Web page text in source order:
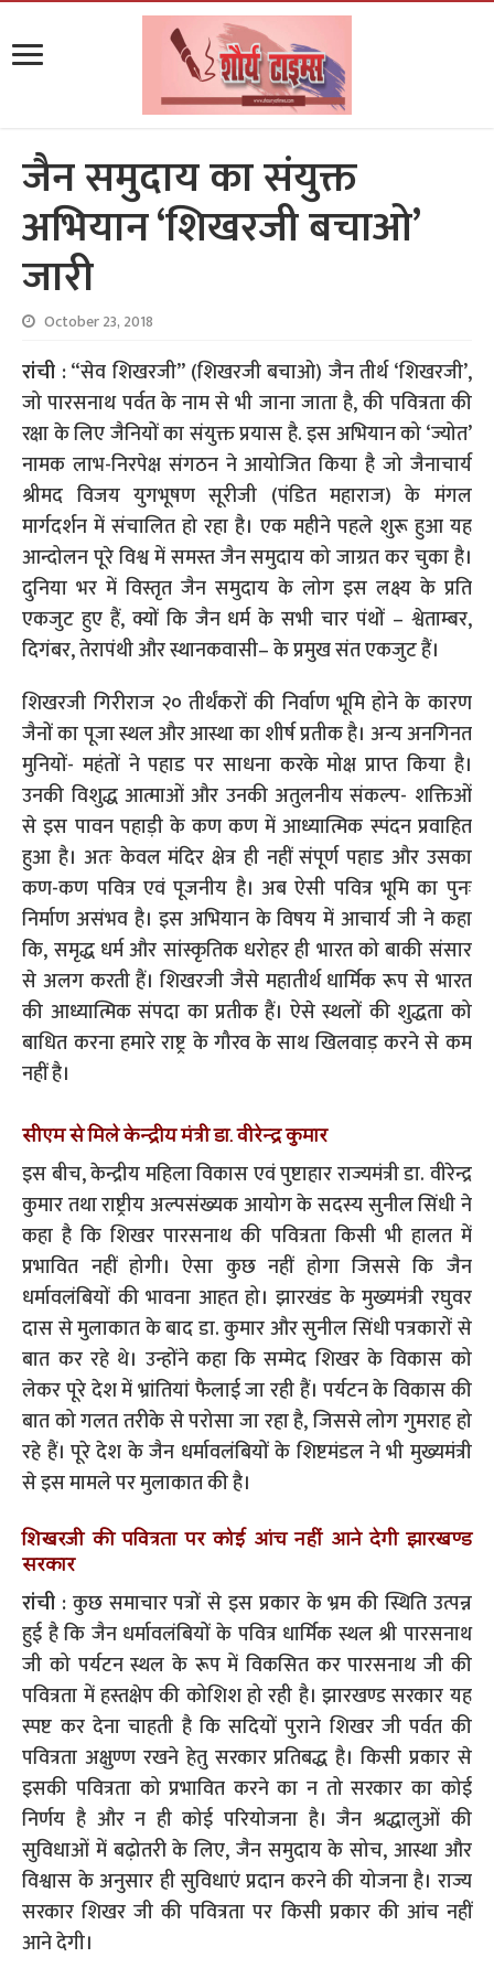
जैन समुदाय का संयुक्त
अभियान ‘शिखरजी बचाओ’
जारी
October 23, 2018
रांची :“सेव शिखरजी” (शिखरजी बचाओ) जैन तीर्थ ‘शिखरजी’,
जो पारसनाथ पर्वत के नाम से भी जाना जाता है, की पवित्रता की
रक्षा के लिए जैनियों का संयुक्त प्रयास है. इस अभियान को ‘ज्योत’
नामक लाभ-निरपेक्ष संगठन ने आयोजित किया है जो जैनाचार्य
श्रीमद विजय युगभूषण सूरीजी (पंडित महाराज) के मंगल
मार्गदर्शन में संचालित हो रहा है। एक महीने पहले शुरू हुआ यह
आन्दोलन पूरे विश्व में समस्त जैन समुदाय को जाग्रत कर चुका है।
दुनिया भर में विस्तृत जैन समुदाय के लोग इस लक्ष्य के प्रति
एकजुट हुए हैं, क्यों कि जैन धर्म के सभी चार पंथों – श्वेताम्बर,
दिगंबर, तेरापंथी और स्थानकवासी– के प्रमुख संत एकजुट हैं।
शिखरजी गिरीराज २० तीर्थंकरों की निर्वाण भूमि होने के कारण
जैनों का पूजा स्थल और आस्था का शीर्ष प्रतीक है। अन्य अनगिनत
मुनियों- महंतों ने पहाड पर साधना करके मोक्ष प्राप्त किया है।
उनकी विशुद्ध आत्माओं और उनकी अतुलनीय संकल्प- शक्तिओं
से इस पावन पहाड़ी के कण कण में आध्यात्मिक स्पंदन प्रवाहित
हुआ है। अतः केवल मंदिर क्षेत्र ही नहीं संपूर्ण पहाड और उसका
कण-कण पवित्र एवं पूजनीय है। अब ऐसी पवित्र भूमि का पुनः
निर्माण असंभव है। इस अभियान के विषय में आचार्य जी ने कहा
कि, समृद्ध धर्म और सांस्कृतिक धरोहर ही भारत को बाकी संसार
से अलग करती हैं। शिखरजी जैसे महातीर्थ धार्मिक रूप से भारत
की आध्यात्मिक संपदा का प्रतीक हैं। ऐसे स्थलों की शुद्धता को
बाधित करना हमारे राष्ट्र के गौरव के साथ खिलवाड़ करने से कम
नहीं है।
सीएम से मिले केन्द्रीय मंत्री डा. वीरेन्द्र कुमार
इस बीच, केन्द्रीय महिला विकास एवं पुष्टाहार राज्यमंत्री डा. वीरेन्द्र
कुमार तथा राष्ट्रीय अल्पसंख्यक आयोग के सदस्य सुनील सिंधी ने
कहा है कि शिखर पारसनाथ की पवित्रता किसी भी हालत में
प्रभावित नहीं होगी। ऐसा कुछ नहीं होगा जिससे कि जैन
धर्मावलंबियों की भावना आहत हो। झारखंड के मुख्यमंत्री रघुवर
दास से मुलाकात के बाद डा. कुमार और सुनील सिंधी पत्रकारों से
बात कर रहे थे। उन्होंने कहा कि सम्मेद शिखर के विकास को
लेकर पूरे देश में भ्रांतियां फैलाई जा रही हैं। पर्यटन के विकास की
बात को गलत तरीके से परोसा जा रहा है, जिससे लोग गुमराह हो
रहे हैं। पूरे देश के जैन धर्मावलंबियों के शिष्टमंडल ने भी मुख्यमंत्री
से इस मामले पर मुलाकात की है।
शिखरजी की पवित्रता पर कोई आंच नहीं आने देगी झारखण्ड
सरकार
रांची : कुछ समाचार पत्रों से इस प्रकार के भ्रम की स्थिति उत्पन्न
हुई है कि जैन धर्मावलंबियों के पवित्र धार्मिक स्थल श्री पारसनाथ
जी को पर्यटन स्थल के रूप में विकसित कर पारसनाथ जी की
पवित्रता में हस्तक्षेप की कोशिश हो रही है। झारखण्ड सरकार यह
स्पष्ट कर देना चाहती है कि सदियों पुराने शिखर जी पर्वत की
पवित्रता अक्षुण्ण रखने हेतु सरकार प्रतिबद्ध है। किसी प्रकार से
इसकी पवित्रता को प्रभावित करने का न तो सरकार का कोई
निर्णय है और न ही कोई परियोजना है। जैन श्रद्धालुओं की
सुविधाओं में बढ़ोतरी के लिए, जैन समुदाय के सोच, आस्था और
विश्वास के अनुसार ही सुविधाएं प्रदान करने की योजना है। राज्य
सरकार शिखर जी की पवित्रता पर किसी प्रकार की आंच नहीं
आने देगी।